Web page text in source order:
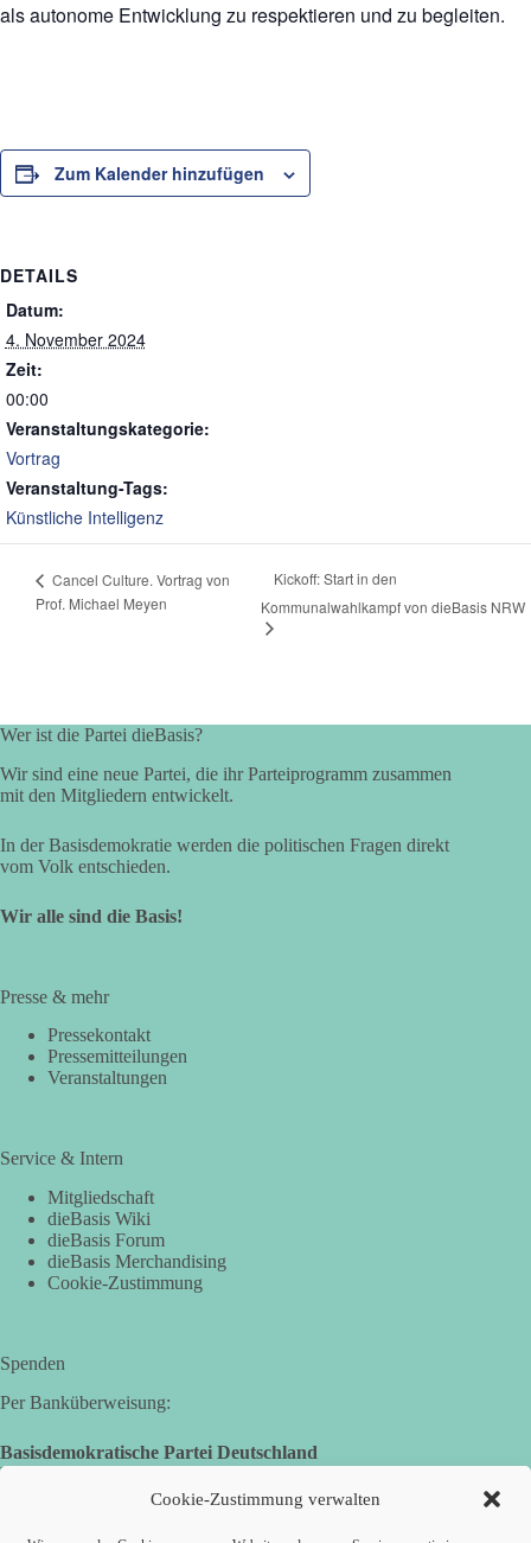
Cookie-Zustimmung verwalten
als autonome Entwicklung zu respektieren und zu begleiten.
Zum Kalender hinzufügen
DETAILS
Datum:
4. November 2024
Zeit:
00:00
Veranstaltungskategorie:
Vortrag
Veranstaltung-Tags:
Künstliche Intelligenz
Cancel Culture. Vortrag von
Prof. Michael Meyen
Kickoff: Start in den
Kommunalwahlkampf von dieBasis NRW
Wer ist die Partei dieBasis?
Wir sind eine neue Partei, die ihr Parteiprogramm zusammen
mit den Mitgliedern entwickelt.
In der Basisdemokratie werden die politischen Fragen direkt
vom Volk entschieden.
Wir alle sind die Basis!
Presse & mehr
Pressekontakt
Pressemitteilungen
Veranstaltungen
Service & Intern
Mitgliedschaft
dieBasis Wiki
dieBasis Forum
dieBasis Merchandising
Cookie-Zustimmung
Spenden
Per Banküberweisung:
Basisdemokratische Partei Deutschland
Landesverband Nordrhein-Westfalen
IBAN: DE14 3005 0110 1008 4913 08
(es kann zu Fehlermeldungen kommen, die jedoch keine